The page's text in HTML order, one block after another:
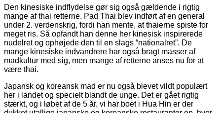
Den kinesiske indflydelse gør sig også gældende i rigtig
mange af thai retterne. Pad Thai blev indført af en general
under 2. verdenskrig, fordi han mente, at thaierne spiste for
meget ris. Så opfandt han denne her kinesisk inspirerede
nudelret og ophøjede den til en slags “nationalret”. De
mange kinesiske indvandrere har også bragt masser af
madkultur med sig, men mange af retterne anses nu for at
være thai.
Japansk og koreansk mad er nu også blevet vildt populært
her i landet og specielt blandt de unge. Det er gået rigtig
stærkt, og i løbet af de 5 år, vi har boet i Hua Hin er der